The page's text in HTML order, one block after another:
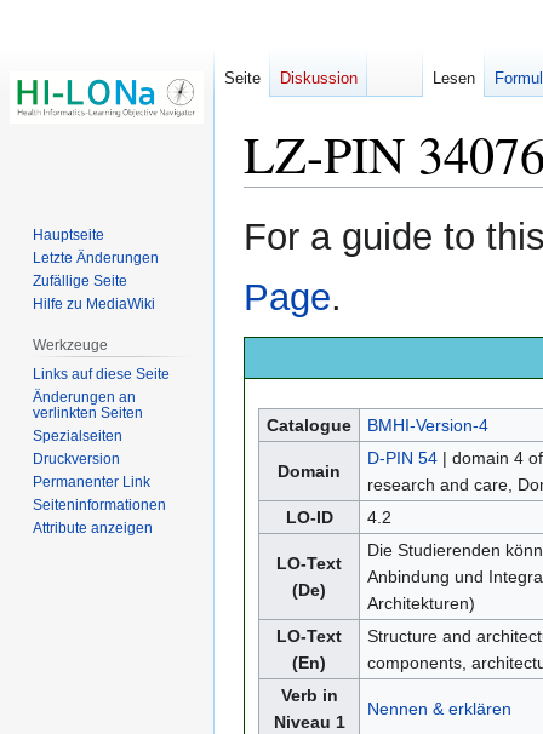
LZ-PIN
Zur
Navigation
Zur
Suche
For a guide to
Page.
Catalogue BMHI-Version-4
Domain
D-PIN 54| domain 4 of
research and care,
LO-ID
4.2
LO-Text
(De)
Die Studierenden
Anbindung und
Architekturen)
LO-Text
(En)
Structure and
components,
Verb in
Niveau 1
Nennen & erklären
Seite Diskussion Lesen
Hauptseite
Letzte Änderungen
Zufällige Seite
Hilfe zu MediaWiki
Werkzeuge
Links auf diese Seite
Änderungen an
verlinkten Seiten
Spezialseiten
Druckversion
Permanenter Link
Seiten­­informationen
Attribute anzeigen